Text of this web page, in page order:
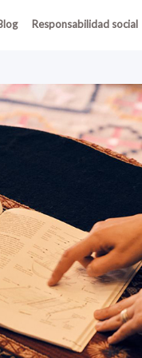
Responsabilidad social